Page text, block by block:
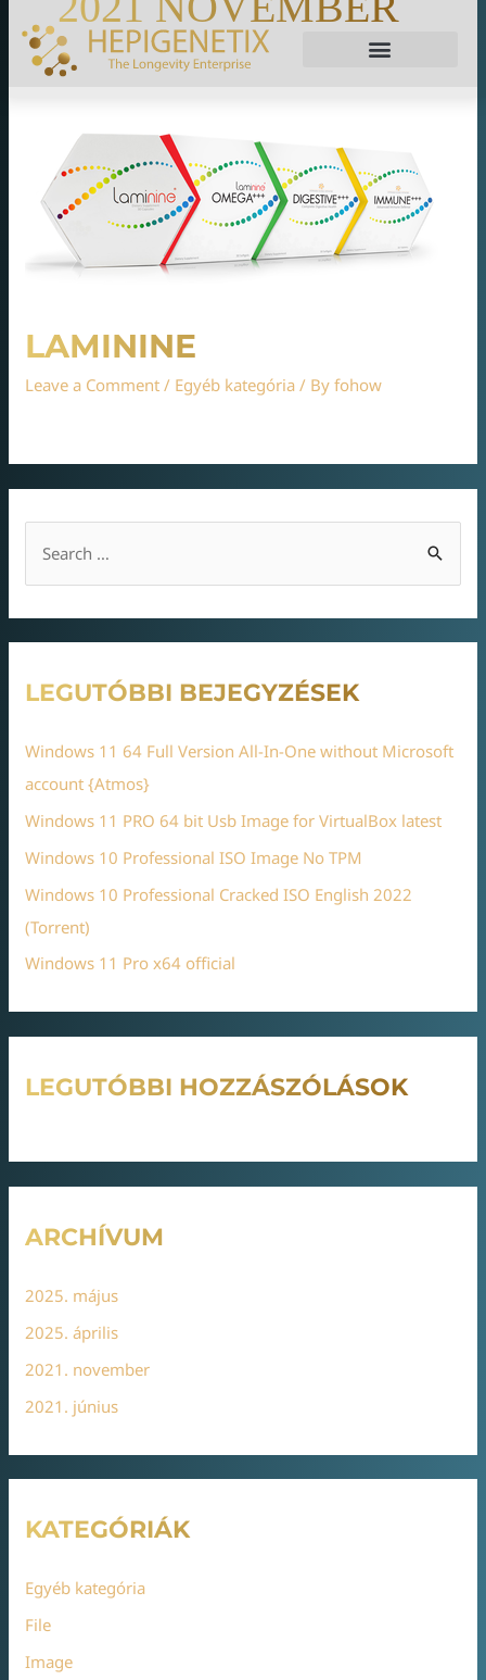
LAMININE
Leave a Comment / Egyéb kategória / Byfohow
LEGUTÓBBI BEJEGYZÉSEK
Windows 11 64 Full Version All-In-One without Microsoft
account {Atmos}
Windows 11 PRO 64 bit Usb Image for VirtualBox latest
Windows 10 Professional ISO Image No TPM
Windows 10 Professional Cracked ISO English 2022
(Torrent)
Windows 11 Pro x64 official
LEGUTÓBBI HOZZÁSZÓLÁSOK
ARCHÍVUM
2025. május
2025. április
2021. november
2021. június
KATEGÓRIÁK
Egyéb kategória
File
Image